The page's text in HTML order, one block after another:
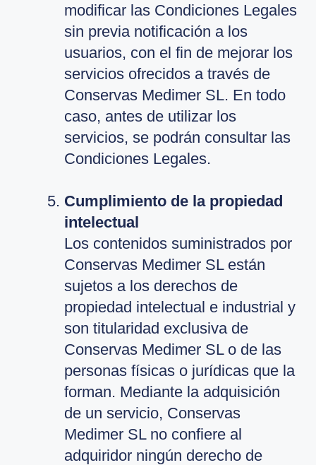
modificar las Condiciones Legales
sin previa notificación a los
usuarios, con el fin de mejorar los
servicios ofrecidos a través de
Conservas Medimer SL. En todo
caso, antes de utilizar los
servicios, se podrán consultar las
Condiciones Legales.
Cumplimiento de la propiedad
intelectual
Los contenidos suministrados por
Conservas Medimer SL están
sujetos a los derechos de
propiedad intelectual e industrial y
son titularidad exclusiva de
Conservas Medimer SL o de las
personas físicas o jurídicas que la
forman. Mediante la adquisición
de un servicio, Conservas
Medimer SL no confiere al
adquiridor ningún derecho de